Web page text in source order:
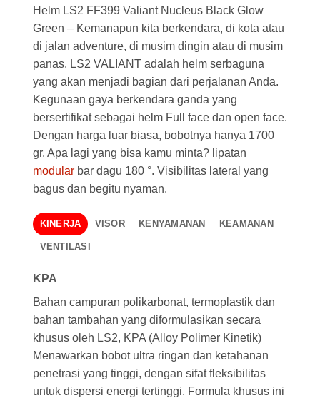
Helm LS2 FF399 Valiant Nucleus Black Glow
Green – Kemanapun kita berkendara, di kota atau
di jalan adventure, di musim dingin atau di musim
panas. LS2 VALIANT adalah helm serbaguna
yang akan menjadi bagian dari perjalanan Anda.
Kegunaan gaya berkendara ganda yang
bersertifikat sebagai helm Full face dan open face.
Dengan harga luar biasa, bobotnya hanya 1700
gr. Apa lagi yang bisa kamu minta? lipatan
modular bar dagu 180 °. Visibilitas lateral yang
bagus dan begitu nyaman.
KINERJA VISOR KENYAMANAN KEAMANAN
VENTILASI
KPA
Bahan campuran polikarbonat, termoplastik dan
bahan tambahan yang diformulasikan secara
khusus oleh LS2, KPA (Alloy Polimer Kinetik)
Menawarkan bobot ultra ringan dan ketahanan
penetrasi yang tinggi, dengan sifat fleksibilitas
untuk dispersi energi tertinggi. Formula khusus ini